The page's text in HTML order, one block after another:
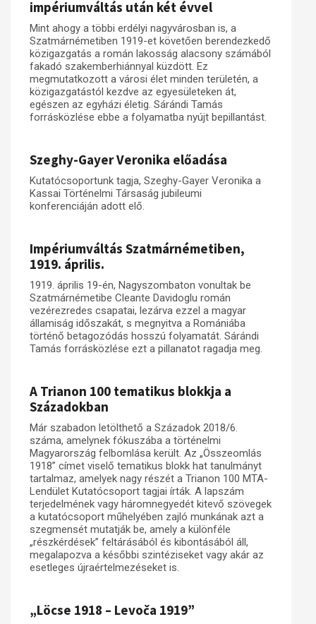
impériumváltás után két évvel
Mint ahogy a többi erdélyi nagyvárosban is, a
Szatmárnémetiben 1919-et követően berendezkedő
közigazgatás a román lakosság alacsony számából
fakadó szakemberhiánnyal küzdött. Ez
megmutatkozott a városi élet minden területén, a
közigazgatástól kezdve az egyesületeken át,
egészen az egyházi életig. Sárándi Tamás
forrásközlése ebbe a folyamatba nyújt bepillantást.
Szeghy-Gayer Veronika előadása
Kutatócsoportunk tagja, Szeghy-Gayer Veronika a
Kassai Történelmi Társaság jubileumi
konferenciáján adott elő.
Impériumváltás Szatmárnémetiben,
1919. április.
1919. április 19-én, Nagyszombaton vonultak be
Szatmárnémetibe Cleante Davidoglu román
vezérezredes csapatai, lezárva ezzel a magyar
államiság időszakát, s megnyitva a Romániába
történő betagozódás hosszú folyamatát. Sárándi
Tamás forrásközlése ezt a pillanatot ragadja meg.
A Trianon 100 tematikus blokkja a
Századokban
Már szabadon letölthető a Századok 2018/6.
száma, amelynek fókuszába a történelmi
Magyarország felbomlása került. Az „Összeomlás
1918” címet viselő tematikus blokk hat tanulmányt
tartalmaz, amelyek nagy részét a Trianon 100 MTA-
Lendület Kutatócsoport tagjai írták. A lapszám
terjedelmének vagy háromnegyedét kitevő szövegek
a kutatócsoport műhelyében zajló munkának azt a
szegmensét mutatják be, amely a különféle
„részkérdések” feltárásából és kibontásából áll,
megalapozva a későbbi szintéziseket vagy akár az
esetleges újraértelmezéseket is.
„Löcse 1918 – Levoča 1919”